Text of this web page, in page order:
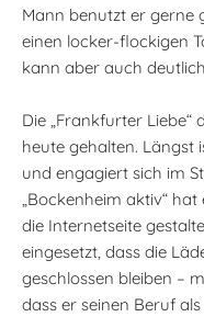
Mann benutzt er gerne
einen locker-flockigen
kann aber auch
Die „Frankfurter
heute gehalten. Längst
und engagiert sich im
„Bockenheim aktiv“
die Internetseite
eingesetzt, dass die
geschlossen bleiben –
dass er seinen Beruf